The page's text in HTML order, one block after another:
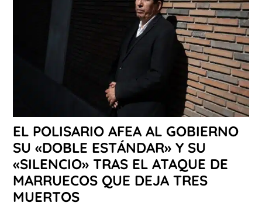
EL POLISARIO AFEA AL GOBIERNO
SU «DOBLE ESTÁNDAR» Y SU
«SILENCIO» TRAS EL ATAQUE DE
MARRUECOS QUE DEJA TRES
MUERTOS